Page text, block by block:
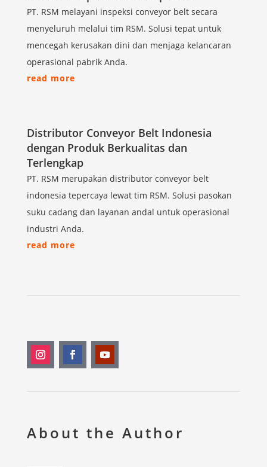
PT. RSM melayani inspeksi conveyor belt secara
menyeluruh melalui tim RSM. Solusi tepat untuk
mencegah kerusakan dini dan menjaga kelancaran
operasional pabrik Anda.
read more
Distributor Conveyor Belt Indonesia
dengan Produk Berkualitas dan
Terlengkap
PT. RSM merupakan distributor conveyor belt
indonesia tepercaya lewat tim RSM. Solusi pasokan
suku cadang dan layanan andal untuk operasional
industri Anda.
read more
About the Author